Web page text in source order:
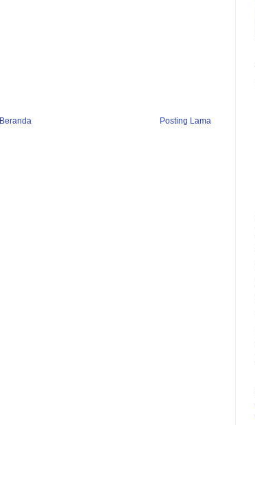
Posting Lama
Beranda